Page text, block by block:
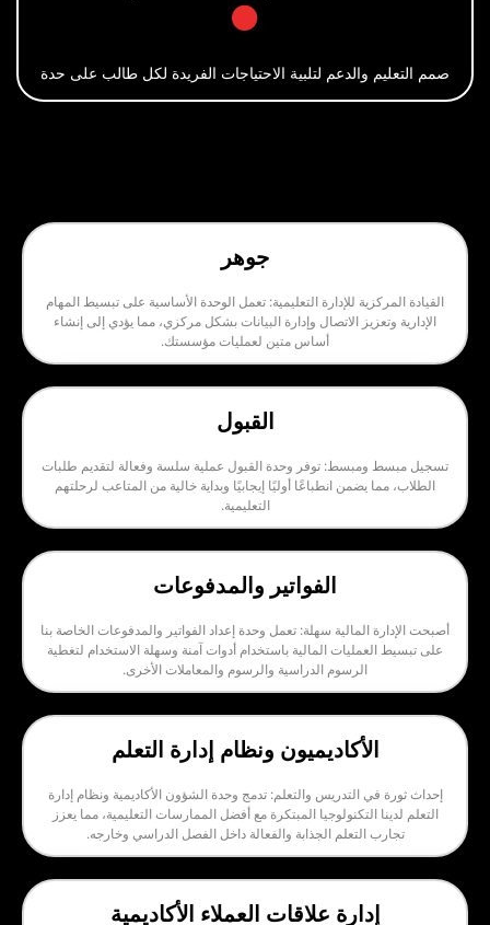
والدعم لتلبية الاحتياجات الفريدة لكل طالب على حدة
للإدارة التعليمية: تعمل الوحدة الأساسية على تبسيط المهام
الاتصال وإدارة البيانات بشكل مركزي، مما يؤدي إلى إنشاء
أساس متين لعمليات مؤسستك.
توفر وحدة القبول عملية سلسة وفعالة لتقديم طلبات
يضمن انطباعًا أوليًا إيجابيًا وبداية خالية من المتاعب لرحلتهم
الفواتير والمدفوعات
سهلة: تعمل وحدة إعداد الفواتير والمدفوعات الخاصة بنا
المالية باستخدام أدوات آمنة وسهلة الاستخدام لتغطية
الرسوم الدراسية والرسوم والمعاملات الأخرى.
ونظام إدارة التعلم
التدريس والتعلم: تدمج وحدة الشؤون الأكاديمية ونظام إدارة
التكنولوجيا المبتكرة مع أفضل الممارسات التعليمية، مما يعزز
التعلم الجذابة والفعالة داخل الفصل الدراسي وخارجه.
علاقات العملاء الأكاديمية